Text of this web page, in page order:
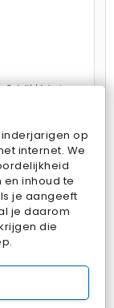
op
internet. We
inhoud te
je aangeeft
je daarom
die
2: Wild West